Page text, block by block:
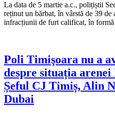
La data de 5 martie a.c., polițiștii
reținut un bărbat, în vârstă de 39 de
infracțiunii de furt calificat, în
Poli Timişoara nu a
despre situația
Șeful CJ Timiș, Alin
Dubai